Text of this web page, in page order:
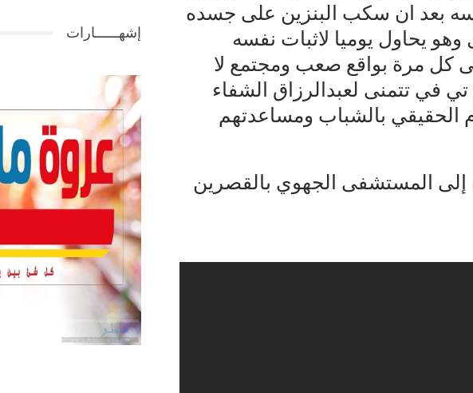
بعد ان سكب البنزين على جسده
يحاول يوميا لاثبات نفسه
كل مرة بواقع صعب ومجتمع لا
تي في تتمنى لعبدالرزاق الشفاء
الحقيقي بالشباب ومساعدتهم
إلى المستشفى الجهوي بالقصرين
إشهــــــارات